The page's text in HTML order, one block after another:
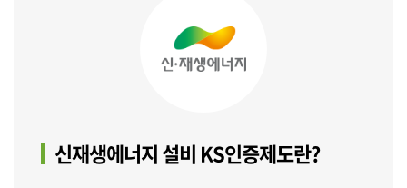
신재생에너지 설비 KS인증제도란?